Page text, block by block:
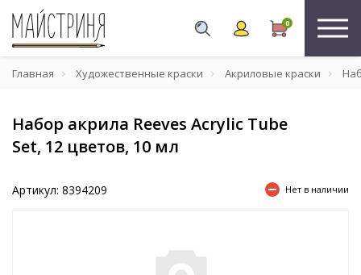
0
Главная Художественные краски Акриловые краски
Набор акрила Reeves Acrylic Tube
Set, 12 цветов, 10 мл
Артикул: 8394209 Нет в наличии